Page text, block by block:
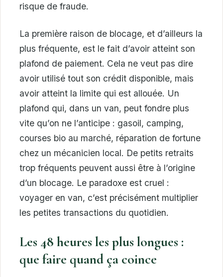
risque de fraude.
La première raison de blocage, et d’ailleurs la
plus fréquente, est le fait d’avoir atteint son
plafond de paiement. Cela ne veut pas dire
avoir utilisé tout son crédit disponible, mais
avoir atteint la limite qui est allouée. Un
plafond qui, dans un van, peut fondre plus
vite qu’on ne l’anticipe : gasoil, camping,
courses bio au marché, réparation de fortune
chez un mécanicien local. De petits retraits
trop fréquents peuvent aussi être à l’origine
d’un blocage. Le paradoxe est cruel :
voyager en van, c’est précisément multiplier
les petites transactions du quotidien.
Les 48 heures les plus longues :
que faire quand ça coince